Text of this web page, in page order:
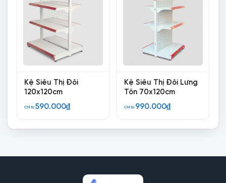
Kệ Siêu Thị Đôi
120x120cm
Chỉ từ590.000₫
Kệ Siêu Thị Đôi Lưng
Tôn 70x120cm
Chỉ từ 990.000₫